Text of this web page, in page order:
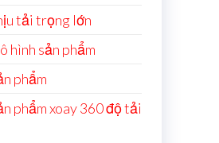
tải trọng lớn
hình sản phẩm
phẩm
phẩm xoay 360 độ tải